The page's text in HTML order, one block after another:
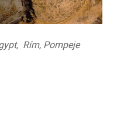
Rím, Pompeje